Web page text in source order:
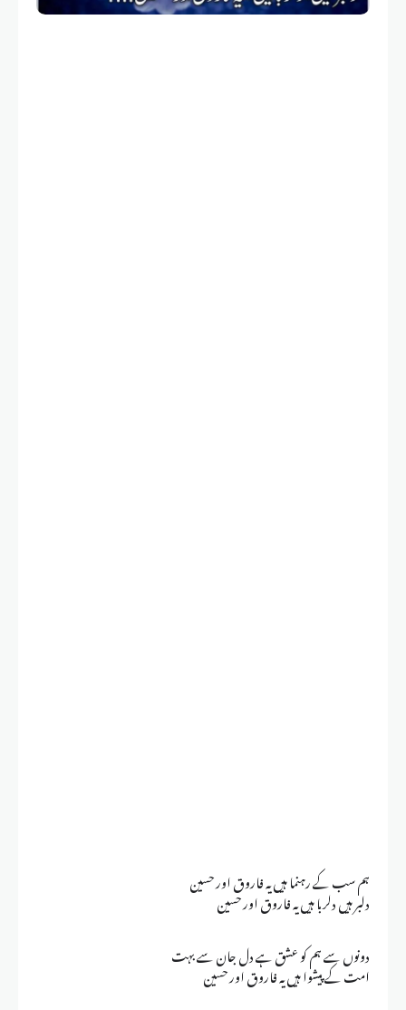
ہم سب کے رہنما ہیں یہ فاروق اور حسین
دلبر ہیں دلربا ہیں یہ فاروق اور حسین
دونوں سے ہم کو عشق ہے دل جان سے بہت
امت کے پیشوا ہیں یہ فاروق اور حسین